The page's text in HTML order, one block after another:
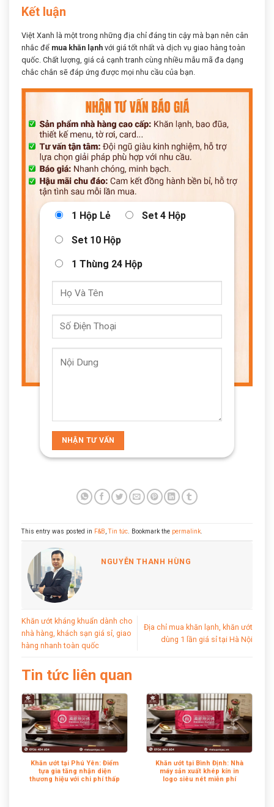
Kết luận
Việt Xanh là một trong những địa chỉ đáng tin cậy mà bạn nên cân
nhắc để mua khăn lạnh với giá tốt nhất và dịch vụ giao hàng toàn
quốc. Chất lượng, giá cả cạnh tranh cùng nhiều mẫu mã đa dạng
chắc chắn sẽ đáp ứng được mọi nhu cầu của bạn.
1 Hộp Lẻ Set 4 Hộp
Set 10 Hộp
1 Thùng 24 Hộp
This entry was posted in F&B ,Tin tức . Bookmark the permalink
NGUYỄN THANH HÙNG
Khăn ướt kháng khuẩn dành cho
nhà hàng, khách sạn giá sỉ, giao
hàng nhanh toàn quốc
Địa chỉ mua khăn lạnh, khăn ướt
dùng 1 lần giá sỉ tại Hà Nội
Tin tức liên quan
Khăn ướt tại Phú Yên: Điểm
tựa gia tăng nhận diện
thương hiệu với chi phí thấp
Khăn ướt tại Bình Định: Nhà
máy sản xuất khép kín in
logo siêu nét miễn phí